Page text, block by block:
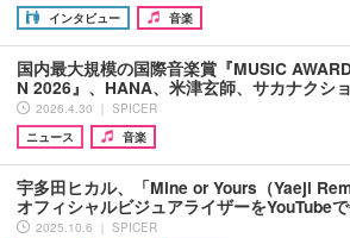
インタビュー
音楽
国内最大規模の国際音楽賞『MUSIC
N 2026』、HANA、米津玄師、サカナクシ
2026.4.30 ｜ SPICER
ニュース
音楽
宇多田ヒカル、「Mine or Yours（Yaeji
オフィシャルビジュアライザーをYouTube
2025.10.6 ｜ SPICER